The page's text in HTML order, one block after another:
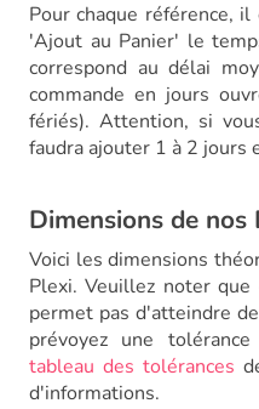
Pour chaque référence,
'Ajout au Panier' le
correspond au délai
commande en jours
fériés). Attention, si
faudra ajouter 1 à 2 jours
Dimensions de
Voici les dimensions
Plexi. Veuillez noter que
permet pas d'atteindre
prévoyez une
tableau des tolérances
d'informations.